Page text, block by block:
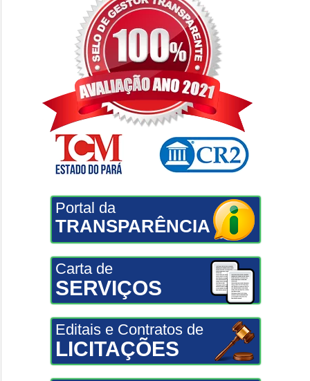
Portal da
TRANSPARÊNCIA
Carta de
SERVIÇOS
Editais e Contratos de
LICITAÇÕES